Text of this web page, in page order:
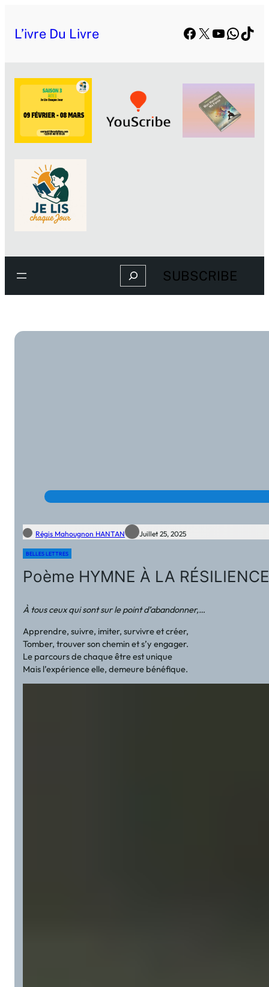
L’ivre Du Livre Facebook
X YouTube
Search SUBSCRIBE
Régis Mahougnon HANTAN Juillet 25, 2025
BELLES LETTRES
Poème HYMNE À LA
À tous ceux qui sont sur le point d’abandonner,…
Apprendre, suivre, imiter, survivre et créer,
Tomber, trouver son chemin et s’y engager.
Le parcours de chaque être est unique
Mais l’expérience elle, demeure bénéfique.